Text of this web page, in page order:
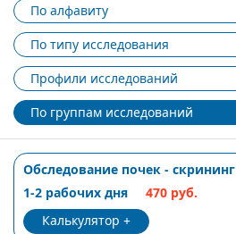
По алфавиту
По типу исследования
Профили исследований
По группам исследований
Обследование почек - скрининг
1-2 рабочих дня
470 руб.
Калькулятор